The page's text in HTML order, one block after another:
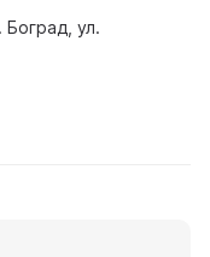
Боград, ул.